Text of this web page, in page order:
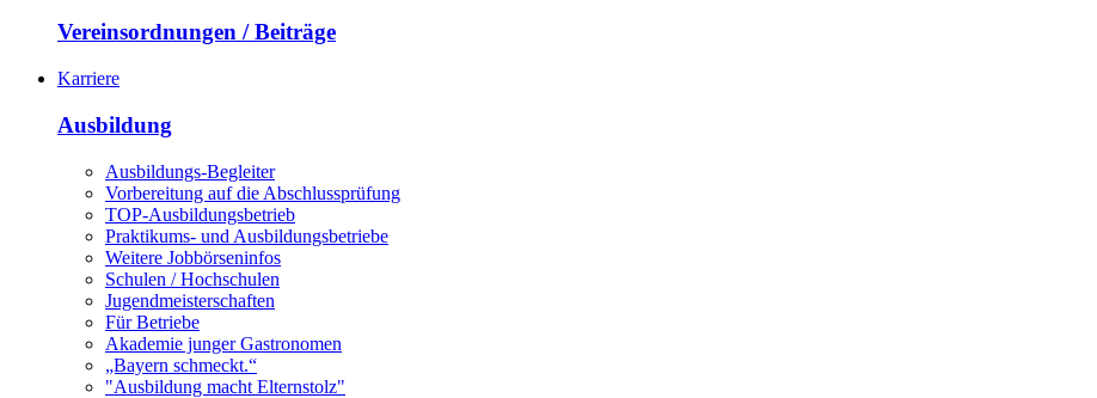
Vereinsordnungen / Beiträge
Karriere
Ausbildung
Ausbildungs-Begleiter
Vorbereitung auf die Abschlussprüfung
TOP-Ausbildungsbetrieb
Praktikums- und Ausbildungsbetriebe
Weitere Jobbörseninfos
Schulen / Hochschulen
Jugendmeisterschaften
Für Betriebe
Akademie junger Gastronomen
„Bayern schmeckt.“
"Ausbildung macht Elternstolz"